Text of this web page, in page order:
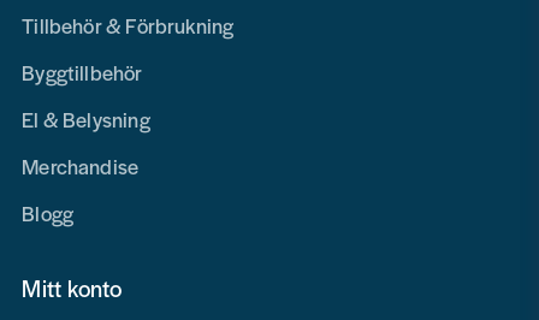
Tillbehör & Förbrukning
Byggtillbehör
El & Belysning
Merchandise
Blogg
Mitt konto